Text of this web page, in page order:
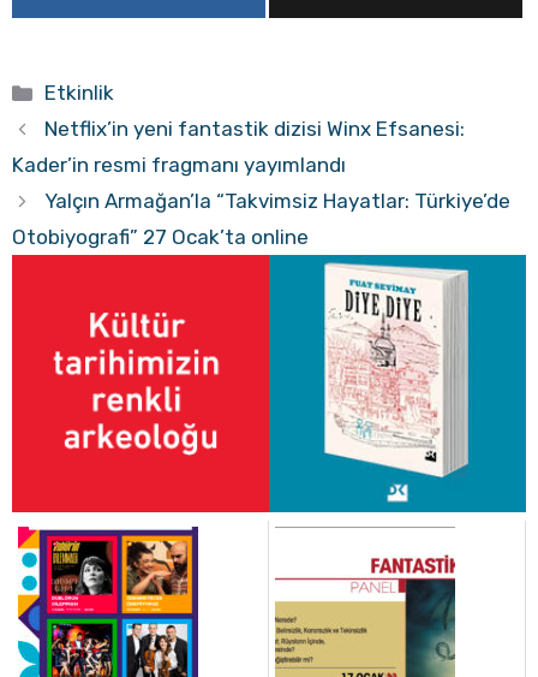
Kategoriler
Etkinlik
Netflix’in yeni fantastik dizisi Winx Efsanesi:
Kader’in resmi fragmanı yayımlandı
Yalçın Armağan’la “Takvimsiz Hayatlar: Türkiye’de
Otobiyografi” 27 Ocak’ta online